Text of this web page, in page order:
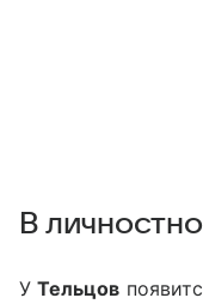
В
УТельцов